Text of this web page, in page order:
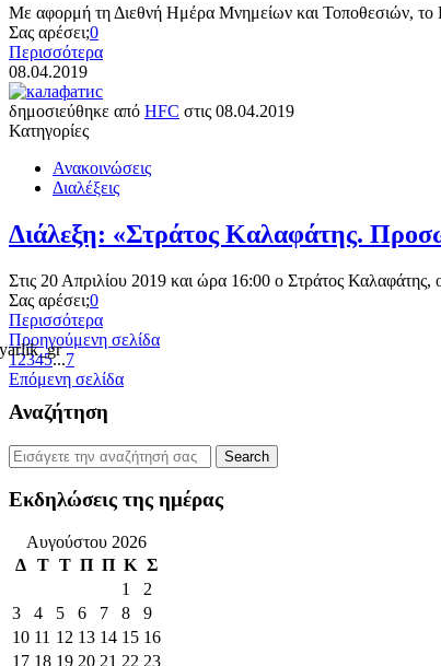
Με αφορμή τη Διεθνή Ημέρα Μνημείων και Τοποθεσιών, το
Σας αρέσει;0
Περισσότερα
08.04.2019
δημοσιεύθηκε από HFC στις 08.04.2019
Κατηγορίες
Ανακοινώσεις
Διαλέξεις
Διάλεξη: «Στράτος Καλαφάτης.
Στις 20 Απριλίου 2019 και ώρα 16:00 ο Στράτος
Σας αρέσει;0
Περισσότερα
Προηγούμενη σελίδα
12345...7
Επόμενη σελίδα
Αναζήτηση
Εκδηλώσεις της ημέρας
Αυγούστου 2026
Δ Τ Τ Π Π Κ Σ
1
2
3
4 5 6 7 8
9
10 11 12 13 14 15 16
17 18 19 20 21 22 23